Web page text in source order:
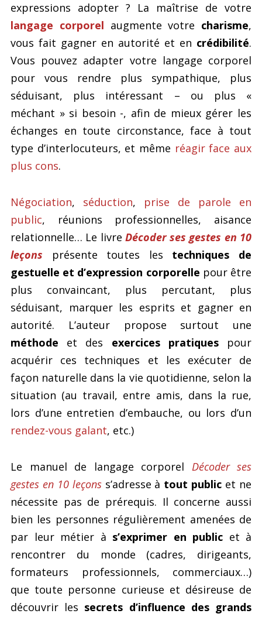
expressions adopter ? La maîtrise de votre
langage corporel augmente votre charisme,
vous fait gagner en autorité et en crédibilité.
Vous pouvez adapter votre langage corporel
pour vous rendre plus sympathique, plus
séduisant, plus intéressant – ou plus «
méchant » si besoin -, afin de mieux gérer les
échanges en toute circonstance, face à tout
type d’interlocuteurs, et même réagir face aux
plus cons.
Négociation, séduction, prise de parole en
public, réunions professionnelles, aisance
relationnelle… Le livre Décoder ses gestes en 10
leçons présente toutes les techniques de
gestuelle et d’expression corporelle pour être
plus convaincant, plus percutant, plus
séduisant, marquer les esprits et gagner en
autorité. L’auteur propose surtout une
méthode et des exercices pratiquespour
acquérir ces techniques et les exécuter de
façon naturelle dans la vie quotidienne, selon la
situation (au travail, entre amis, dans la rue,
lors d’une entretien d’embauche, ou lors d’un
rendez-vous galant, etc.)
Le manuel de langage corporel Décoder ses
gestes en 10 leçonss’adresse à tout public et ne
nécessite pas de prérequis. Il concerne aussi
bien les personnes régulièrement amenées de
par leur métier à s’exprimer en public et à
rencontrer du monde (cadres, dirigeants,
formateurs professionnels, commerciaux…)
que toute personne curieuse et désireuse de
découvrir les secrets d’influence des grands